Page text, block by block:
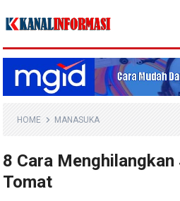
Blog Kanal Info
HOME MANASUKA
8 Cara
Tomat